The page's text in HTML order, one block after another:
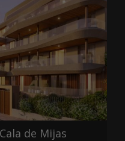
de Mijas